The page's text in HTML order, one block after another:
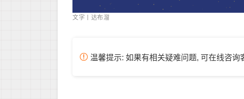
文字丨达布溜
温馨提示: 如果有相关疑难问题, 可在线咨询